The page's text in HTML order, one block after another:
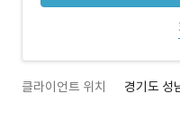
클라이언트 위치 경기도 성